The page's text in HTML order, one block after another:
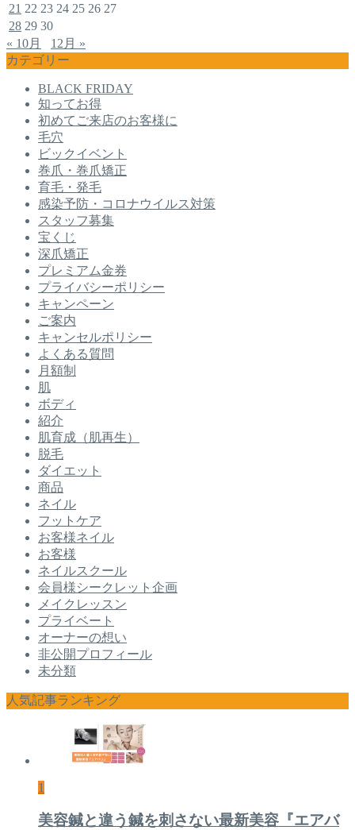
21 22 23 24 25 26 27
28 29 30
« 10月
12月 »
カテゴリー
BLACK FRIDAY
知ってお得
初めてご来店のお客様に
毛穴
ビックイベント
巻爪・巻爪矯正
育毛・発毛
感染予防・コロナウイルス対策
スタッフ募集
宝くじ
深爪矯正
プレミアム金券
プライバシーポリシー
キャンペーン
ご案内
キャンセルポリシー
よくある質問
月額制
肌
ボディ
紹介
肌育成（肌再生）
脱毛
ダイエット
商品
ネイル
フットケア
お客様ネイル
お客様
ネイルスクール
会員様シークレット企画
メイクレッスン
プライベート
オーナーの想い
非公開プロフィール
未分類
人気記事ランキング
1
美容鍼と違う鍼を刺さない最新美容『エアバ